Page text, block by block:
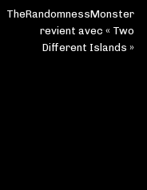
TheRandomnessMonster
revient avec « Two
Different Islands »